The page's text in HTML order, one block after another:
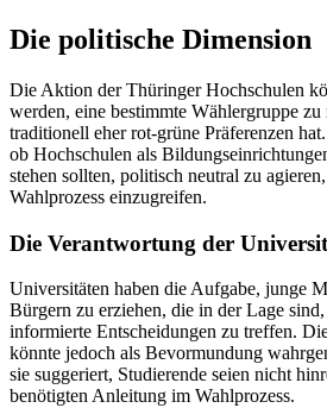
Die politische Dimension
Die Aktion der Thüringer Hochschulen
werden, eine bestimmte Wählergruppe
traditionell eher rot-grüne Präferenzen
ob Hochschulen als
stehen sollten, politisch neutral zu
Wahlprozess einzugreifen.
Die Verantwortung der
Universitäten haben die Aufgabe, junge
Bürgern zu erziehen, die in der Lage
informierte Entscheidungen zu treffen.
könnte jedoch als Bevormundung
sie suggeriert, Studierende seien nicht
benötigten Anleitung im Wahlprozess.